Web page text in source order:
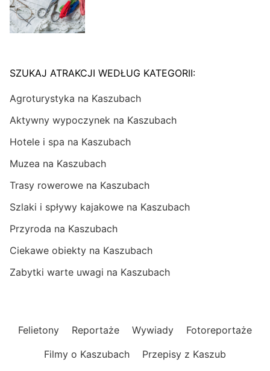
SZUKAJ ATRAKCJI WEDŁUG KATEGORII:
Agroturystyka na Kaszubach
Aktywny wypoczynek na Kaszubach
Hotele i spa na Kaszubach
Muzea na Kaszubach
Trasy rowerowe na Kaszubach
Szlaki i spływy kajakowe na Kaszubach
Przyroda na Kaszubach
Ciekawe obiekty na Kaszubach
Zabytki warte uwagi na Kaszubach
Felietony Reportaże Wywiady
Fotoreportaże
Filmy o Kaszubach
Przepisy z Kaszub